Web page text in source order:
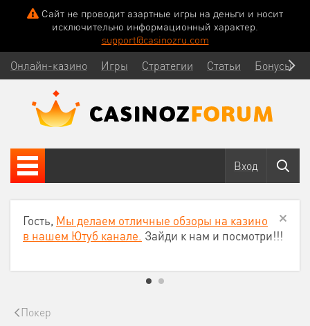
Сайт не проводит азартные игры на деньги и носит
исключительно информационный характер.
support@casinozru.com
Онлайн-казино Игры Стратегии Статьи Бонусы
Вход
Гость, Мы делаем отличные обзоры на казино
в нашем Ютуб канале. Зайди к нам и посмотри!!!
Покер